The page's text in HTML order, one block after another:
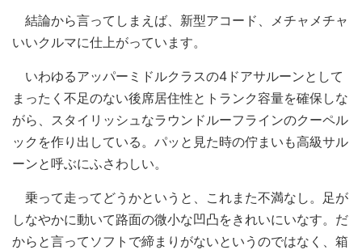
結論から言ってしまえば、新型アコード、メチャメチャ
いいクルマに仕上がっています。
いわゆるアッパーミドルクラスの4ドアサルーンとして
まったく不足のない後席居住性とトランク容量を確保しな
がら、スタイリッシュなラウンドルーフラインのクーペル
ックを作り出している。パッと見た時の佇まいも高級サル
ーンと呼ぶにふさわしい。
乗って走ってどうかというと、これまた不満なし。足が
しなやかに動いて路面の微小な凹凸をきれいにいなす。だ
からと言ってソフトで締まりがないというのではなく、箱